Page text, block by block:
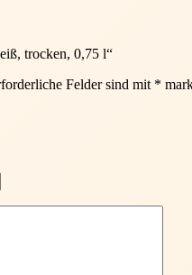
trocken, 0,75 l“
Felder sind mit *